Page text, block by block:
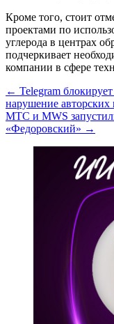
Кроме того, стоит
проектами по
углерода в центрах
подчеркивает
компании в сфере
Навигация
по
записям
← Telegram
нарушение авторских
МТС и MWS
«Федоровский» →